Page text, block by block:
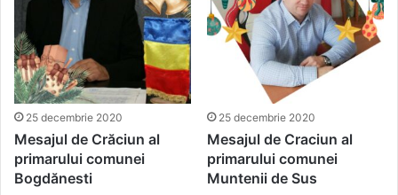
25 decembrie 2020
Mesajul de Crăciun al
primarului comunei
Bogdănesti
25 decembrie 2020
Mesajul de Craciun al
primarului comunei
Muntenii de Sus